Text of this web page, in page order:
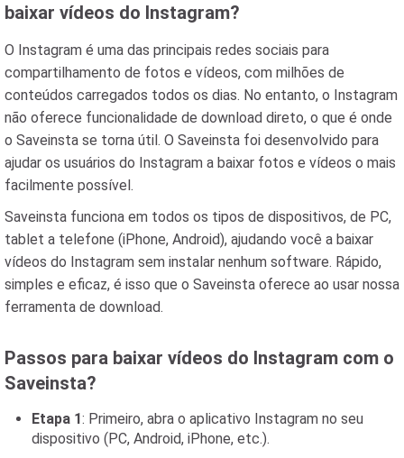
baixar vídeos do Instagram?
O Instagram é uma das principais redes sociais para
compartilhamento de fotos e vídeos, com milhões de
conteúdos carregados todos os dias. No entanto, o Instagram
não oferece funcionalidade de download direto, o que é onde
o Saveinsta se torna útil. O Saveinsta foi desenvolvido para
ajudar os usuários do Instagram a baixar fotos e vídeos o mais
facilmente possível.
Saveinsta funciona em todos os tipos de dispositivos, de PC,
tablet a telefone (iPhone, Android), ajudando você a baixar
vídeos do Instagram sem instalar nenhum software. Rápido,
simples e eficaz, é isso que o Saveinsta oferece ao usar nossa
ferramenta de download.
Passos para baixar vídeos do Instagram com o
Saveinsta?
Etapa 1: Primeiro, abra o aplicativo Instagram no seu
dispositivo (PC, Android, iPhone, etc.).